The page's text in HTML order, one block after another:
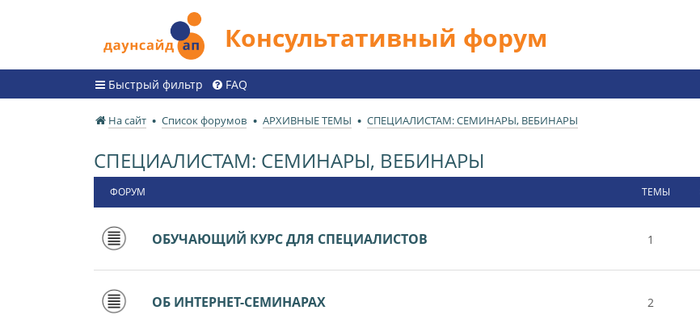
Консультативный форум
Быстрый фильтр FAQ
На сайт Список форумов АРХИВНЫЕ ТЕМЫ СПЕЦИАЛИСТАМ: СЕМИНАРЫ, ВЕБИНАРЫ
СПЕЦИАЛИСТАМ: СЕМИНАРЫ, ВЕБИНАРЫ
ФОРУМ ТЕМЫ
ОБУЧАЮЩИЙ КУРС ДЛЯ СПЕЦИАЛИСТОВ 1
ОБ ИНТЕРНЕТ-СЕМИНАРАХ 2